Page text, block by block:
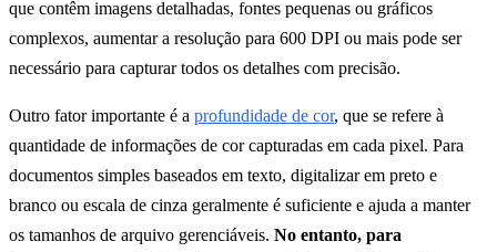
que contêm imagens detalhadas, fontes pequenas ou gráficos
complexos, aumentar a resolução para 600 DPI ou mais pode ser
necessário para capturar todos os detalhes com precisão.
Outro fator importante é a profundidade de cor, que se refere à
quantidade de informações de cor capturadas em cada pixel. Para
documentos simples baseados em texto, digitalizar em preto e
branco ou escala de cinza geralmente é suficiente e ajuda a manter
os tamanhos de arquivo gerenciáveis. No entanto, para